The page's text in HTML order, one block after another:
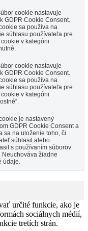
cookie nastavuje
GDPR Cookie Consent.
sa používa na
súhlasu používateľa pre
v kategórii
cookie nastavuje
GDPR Cookie Consent.
sa používa na
súhlasu používateľa pre
v kategórii
je nastavený
GDPR Cookie Consent a
sa na uloženie toho, či
súhlasil alebo
s používaním súborov
Neuchováva žiadne
údaje.
určité funkcie, ako je
sociálnych médií,
tretích strán.